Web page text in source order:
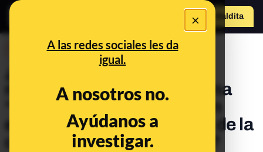
×
A las redes sociales les da
igual.
A nosotros no.
Ayúdanos a
investigar.
Hazte Maldita
¿Qué sabemos sobre los
mensajes que alertan de una
“cacería en Madrid” y piden
evitar determinadas zonas de la
capital este fin de semana?